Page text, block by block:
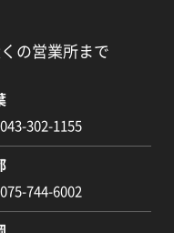
の営業所まで
043-302-1155
075-744-6002